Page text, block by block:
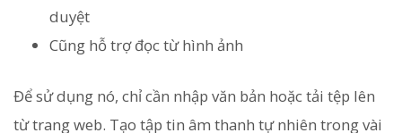
duyệt
Cũng hỗ trợ đọc từ hình ảnh
Để sử dụng nó, chỉ cần nhập văn bản hoặc tải tệp lên
từ trang web. Tạo tập tin âm thanh tự nhiên trong vài